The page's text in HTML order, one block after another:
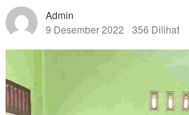
Admin
9 Desember 2022
356 Dilihat